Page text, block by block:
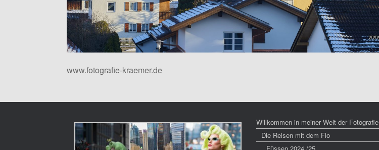
www.fotografie-kraemer.de
Willkommen in meiner Welt der Fotografie
Die Reisen mit dem Flo